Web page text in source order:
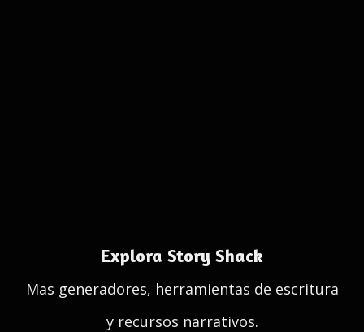
Explora Story Shack
Mas generadores, herramientas de escritura
y recursos narrativos.